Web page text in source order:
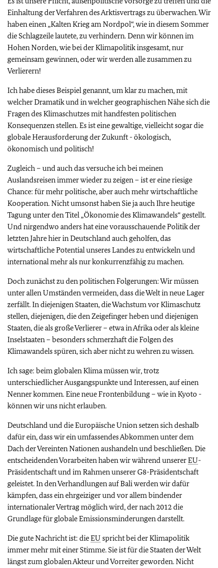
Einhaltung der Verfahren des Arktisvertrags zu überwachen. Wir
haben einen „Kalten Krieg am Nordpol“, wie in diesem Sommer
die Schlagzeile lautete, zu verhindern. Denn wir können im
Hohen Norden, wie bei der Klimapolitik insgesamt, nur
gemeinsam gewinnen, oder wir werden alle zusammen zu
Verlierern!
Ich habe dieses Beispiel genannt, um klar zu machen, mit
welcher Dramatik und in welcher geographischen Nähe sich die
Fragen des Klimaschutzes mit handfesten politischen
Konsequenzen stellen. Es ist eine gewaltige, vielleicht sogar die
globale Herausforderung der Zukunft - ökologisch,
ökonomisch und politisch!
Zugleich – und auch das versuche ich bei meinen
Auslandsreisen immer wieder zu zeigen – ist er eine riesige
Chance: für mehr politische, aber auch mehr wirtschaftliche
Kooperation. Nicht umsonst haben Sie ja auch Ihre heutige
Tagung unter den Titel „Ökonomie des Klimawandels“ gestellt.
Und nirgendwo anders hat eine vorausschauende Politik der
letzten Jahre hier in Deutschland auch geholfen, das
wirtschaftliche Potential unseres Landes zu entwickeln und
international mehr als nur konkurrenzfähig zu machen.
Doch zunächst zu den politischen Folgerungen: Wir müssen
unter allen Umständen vermeiden, dass die Welt in neue Lager
zerfällt. In diejenigen Staaten, die Wachstum vor Klimaschutz
stellen, diejenigen, die den Zeigefinger heben und diejenigen
Staaten, die als große Verlierer – etwa in Afrika oder als kleine
Inselstaaten – besonders schmerzhaft die Folgen des
Klimawandels spüren, sich aber nicht zu wehren zu wissen.
Ich sage: beim globalen Klima müssen wir, trotz
unterschiedlicher Ausgangspunkte und Interessen, auf einen
Nenner kommen. Eine neue Frontenbildung – wie in Kyoto -
können wir uns nicht erlauben.
Deutschland und die Europäische Union setzen sich deshalb
dafür ein, dass wir ein umfassendes Abkommen unter dem
Dach der Vereinten Nationen aushandeln und beschließen. Die
entscheidenden Vorarbeiten haben wir während unsererEU-
Präsidentschaft und im Rahmen unserer G8-Präsidentschaft
geleistet. In den Verhandlungen auf Bali werden wir dafür
kämpfen, dass ein ehrgeiziger und vor allem bindender
internationaler Vertrag möglich wird, der nach 2012 die
Grundlage für globale Emissionsminderungen darstellt.
Die gute Nachricht ist: dieEU spricht bei der Klimapolitik
immer mehr mit einer Stimme. Sie ist für die Staaten der Welt
längst zum globalen Akteur und Vorreiter geworden. Nicht